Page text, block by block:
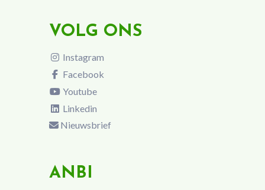
VOLG ONS
Instagram
Facebook
Youtube
Linkedin
Nieuwsbrief
ANBI